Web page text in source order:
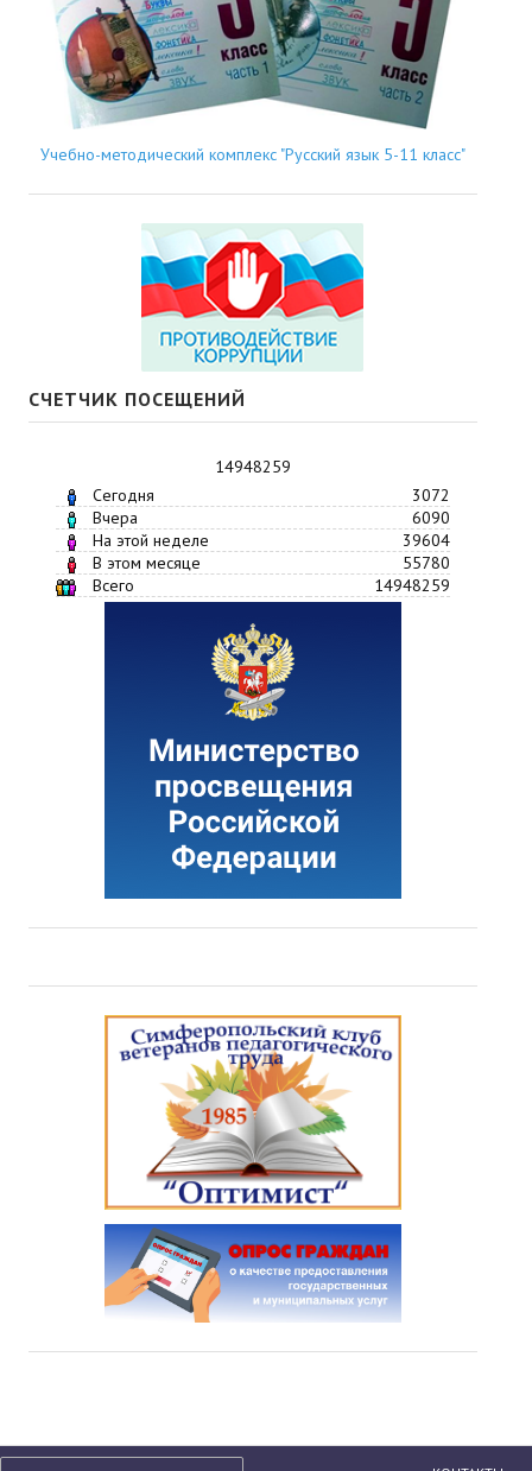
Учебно-методический комплекс "Русский язык 5-11 класс"
СЧЕТЧИК ПОСЕЩЕНИЙ
14948259
Сегодня
3072
Вчера
6090
На этой неделе
39604
В этом месяце
55780
Всего
14948259